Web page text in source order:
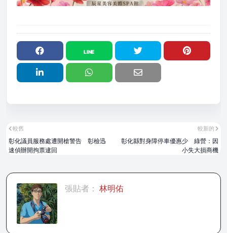
較新的
彰化縣對身障停車優惠少 綠營：因
小失大損商機
較舊
彰化議員服務處遭開槍警告 彰檢迅
速偵辦開拘票逮回
張貼者： 林明佑